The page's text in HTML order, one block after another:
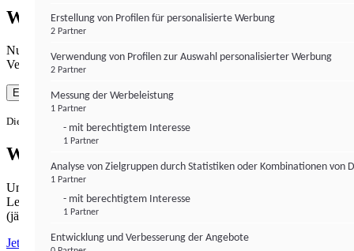
Wie gewohnt mit Werbung lesen
Nutzen Sie institutional-money.com mit Ihrer Zustimmung zur
Verwendung von Cookies für Webanalyse und Werbemaßnahmen.
Einverstanden
Die Zustimmung ist jederzeit widerrufbar.
Werbefrei lesen
Unabhängiger Journalismus hat seinen Preis.
Lesen Sie institutional-money.com PUR für 33,99€ pro Monat
(jährliche Abrechnung).
Jetzt abonnieren
Erstellung von Profilen für personalisierte Werbung
2 Partner
Verwendung von Profilen zur Auswahl personalisierter Werbung
2 Partner
Messung der Werbeleistung
1 Partner
- mit berechtigtem Interesse
1 Partner
Analyse von Zielgruppen durch Statistiken oder Kombinationen von
1 Partner
- mit berechtigtem Interesse
1 Partner
Entwicklung und Verbesserung der Angebote